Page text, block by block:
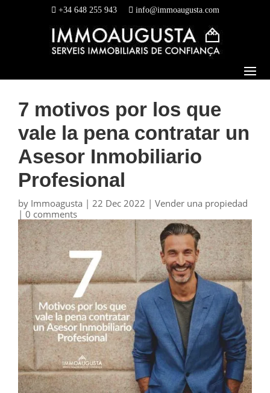
+34 648 255 943 info@immoaugusta.com
7 motivos por los que
vale la pena contratar un
Asesor Inmobiliario
Profesional
by Immoagusta | 22 Dec 2022 | Vender una propiedad
| 0 comments